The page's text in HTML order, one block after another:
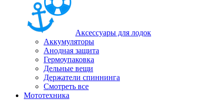
Аксессуары для лодок
Аккумуляторы
Анодная защита
Гермоупаковка
Дельные вещи
Держатели спиннинга
Смотреть все
Мототехника